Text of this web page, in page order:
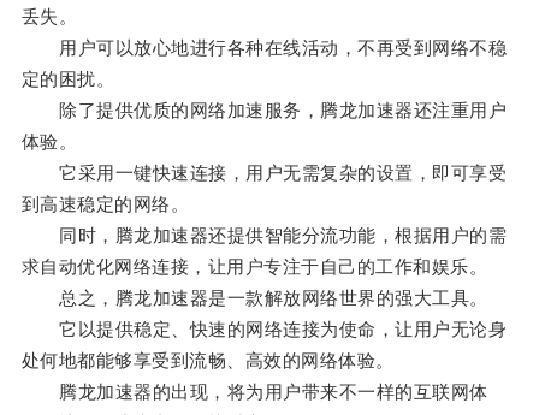
丢失。
用户可以放心地进行各种在线活动，不再受到网络不稳
定的困扰。
除了提供优质的网络加速服务，腾龙加速器还注重用户
体验。
它采用一键快速连接，用户无需复杂的设置，即可享受
到高速稳定的网络。
同时，腾龙加速器还提供智能分流功能，根据用户的需
求自动优化网络连接，让用户专注于自己的工作和娱乐。
总之，腾龙加速器是一款解放网络世界的强大工具。
它以提供稳定、快速的网络连接为使命，让用户无论身
处何地都能够享受到流畅、高效的网络体验。
腾龙加速器的出现，将为用户带来不一样的互联网体